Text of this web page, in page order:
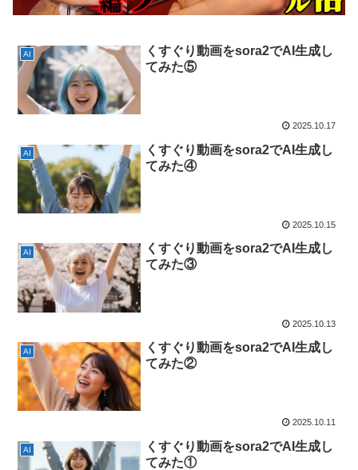
AI
くすぐり動画をsora2でAI生成し
てみた⑤
2025.10.17
AI
くすぐり動画をsora2でAI生成し
てみた④
2025.10.15
AI
くすぐり動画をsora2でAI生成し
てみた③
2025.10.13
AI
くすぐり動画をsora2でAI生成し
てみた②
2025.10.11
AI
くすぐり動画をsora2でAI生成し
てみた①